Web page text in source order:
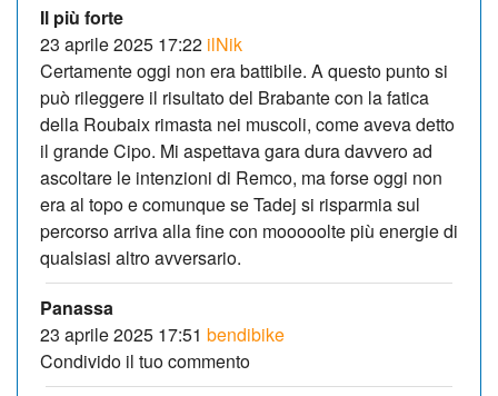
Il più forte
23 aprile 2025 17:22 ilNik
Certamente oggi non era battibile. A questo punto si
può rileggere il risultato del Brabante con la fatica
della Roubaix rimasta nei muscoli, come aveva detto
il grande Cipo. Mi aspettava gara dura davvero ad
ascoltare le intenzioni di Remco, ma forse oggi non
era al topo e comunque se Tadej si risparmia sul
percorso arriva alla fine con mooooolte più energie di
qualsiasi altro avversario.
Panassa
23 aprile 2025 17:51 bendibike
Condivido il tuo commento